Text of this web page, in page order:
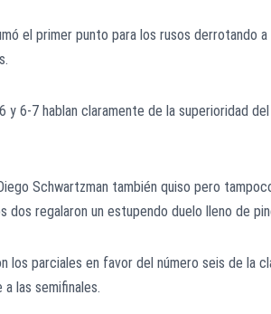
el primer punto para los rusos derrotando
y 6-7 hablan claramente de la superioridad
Schwartzman también quiso pero
dos regalaron un estupendo duelo lleno de
los parciales en favor del número seis de la
a las semifinales.